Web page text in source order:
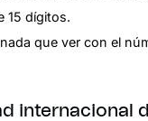
15 dígitos.
que ver con el
internacional